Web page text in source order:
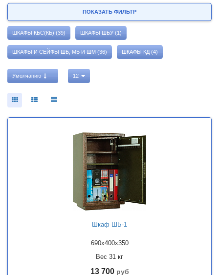
ПОКАЗАТЬ ФИЛЬТР
ШКАФЫ КБС(КБ) (39) ШКАФЫ ШБУ (1)
ШКАФЫ И СЕЙФЫ ШБ, МБ И ШМ (36) ШКАФЫ КД (4)
Умолчанию 12
Шкаф ШБ-1
690x400x350
Вес 31 кг
13 700 руб